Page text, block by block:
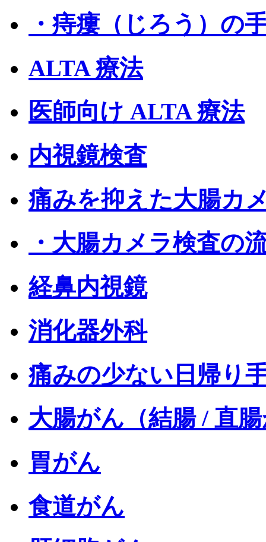
・痔瘻（じろう）の
ALTA 療法
医師向け ALTA 療法
内視鏡検査
痛みを抑えた大腸カ
・大腸カメラ検査の
経鼻内視鏡
消化器外科
痛みの少ない日帰り
大腸がん（結腸 / 直
胃がん
食道がん